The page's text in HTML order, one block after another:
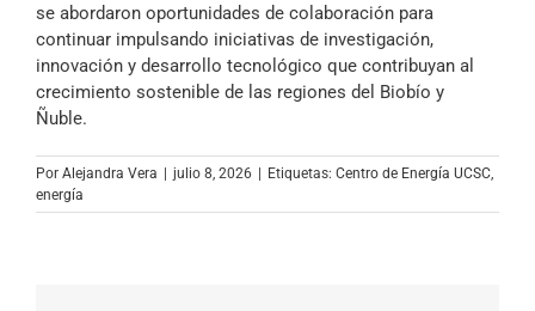
se abordaron oportunidades de colaboración para
continuar impulsando iniciativas de investigación,
innovación y desarrollo tecnológico que contribuyan al
crecimiento sostenible de las regiones del Biobío y
Ñuble.
Por Alejandra Vera julio 8, 2026 Etiquetas: Centro de Energía UCSC,
energía